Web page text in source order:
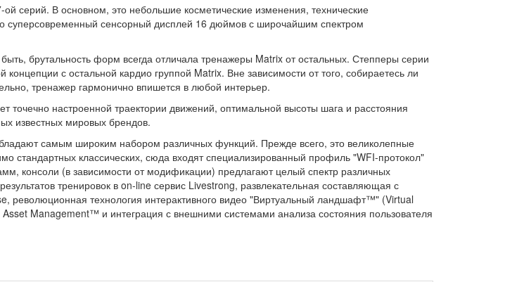
серий. В основном, это небольшие косметические изменения, технические
суперсовременный сенсорный дисплей 16 дюймов с широчайшим спектром
брутальность форм всегда отличала тренажеры Matrix от остальных. Степперы серии
с остальной кардио группой Matrix. Вне зависимости от того, собираетесь ли
тренажер гармонично впишется в любой интерьер.
настроенной траектории движений, оптимальной высоты шага и расстояния
известных мировых брендов.
самым широким набором различных функций. Прежде всего, это великолепные
стандартных классических, сюда входят специализированный профиль "WFI-протокол"
консоли (в зависимости от модификации) предлагают целый спектр различных
тренировок в on-line сервис Livestrong, развлекательная составляющая с
революционная технология интерактивного видео "Виртуальный ландшафт™" (Virtual
Management™ и интеграция с внешними системами анализа состояния пользователя